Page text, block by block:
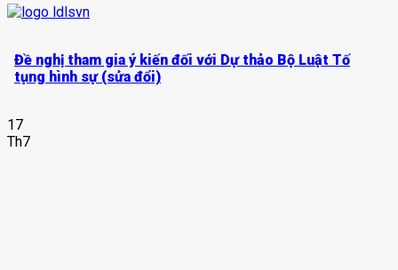
Đề nghị tham gia ý kiến đối với Dự thảo Bộ Luật Tố
tụng hình sự (sửa đổi)
17
Th7